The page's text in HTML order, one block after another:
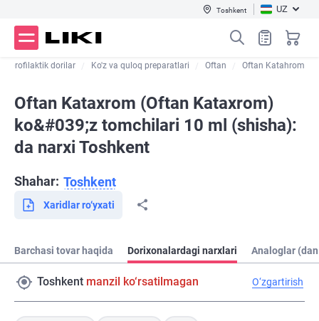
Toshkent UZ
profilaktik dorilar Ko'z va quloq preparatlari Oftan Oftan Katahrom
Oftan Kataxrom (Oftan Kataxrom)
ko&#039;z tomchilari 10 ml (shisha):
da narxi Toshkent
Shahar: Toshkent
Xaridlar ro‘yxati
Barchasi tovar haqida Dorixonalardagi narxlari Analoglar
Toshkent manzil ko‘rsatilmagan O‘zgartirish